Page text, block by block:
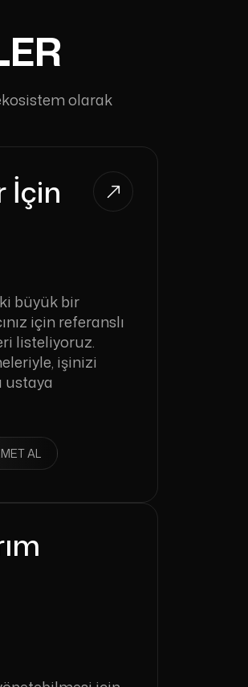
olarak
İçin
büyük bir
için referanslı
listeliyoruz.
işinizi
ustaya
AL